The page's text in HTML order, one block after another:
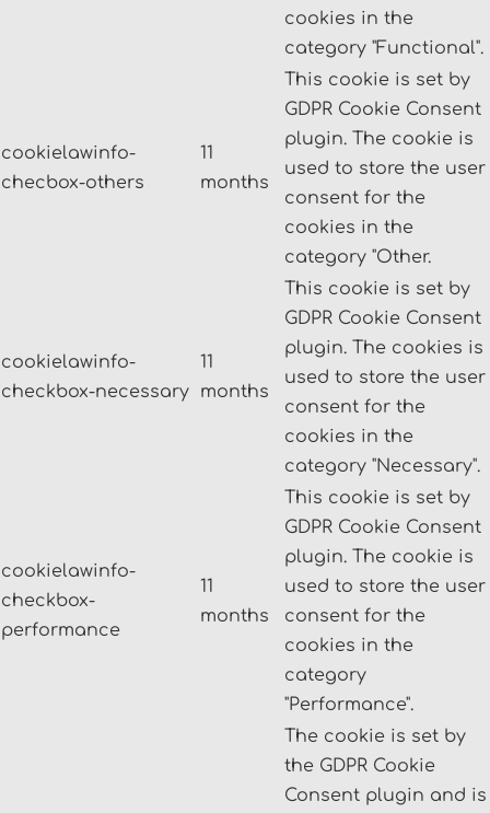
cookies in the
category "Functional".
cookielawinfo-
checbox-others
11
months
This cookie is set by
GDPR Cookie Consent
plugin. The cookie is
used to store the user
consent for the
cookies in the
category "Other.
cookielawinfo-
checkbox-necessary
11
months
This cookie is set by
GDPR Cookie Consent
plugin. The cookies is
used to store the user
consent for the
cookies in the
category "Necessary".
cookielawinfo-
checkbox-
performance
11
months
This cookie is set by
GDPR Cookie Consent
plugin. The cookie is
used to store the user
consent for the
cookies in the
category
"Performance".
The cookie is set by
the GDPR Cookie
Consent plugin and is